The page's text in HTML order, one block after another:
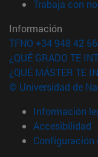
Trabaja con
Información
TFNO +34 948 42
¿QUÉ GRADO TE
¿QUÉ MÁSTER TE
© Universidad de
Información
Accesibilidad
Configuración